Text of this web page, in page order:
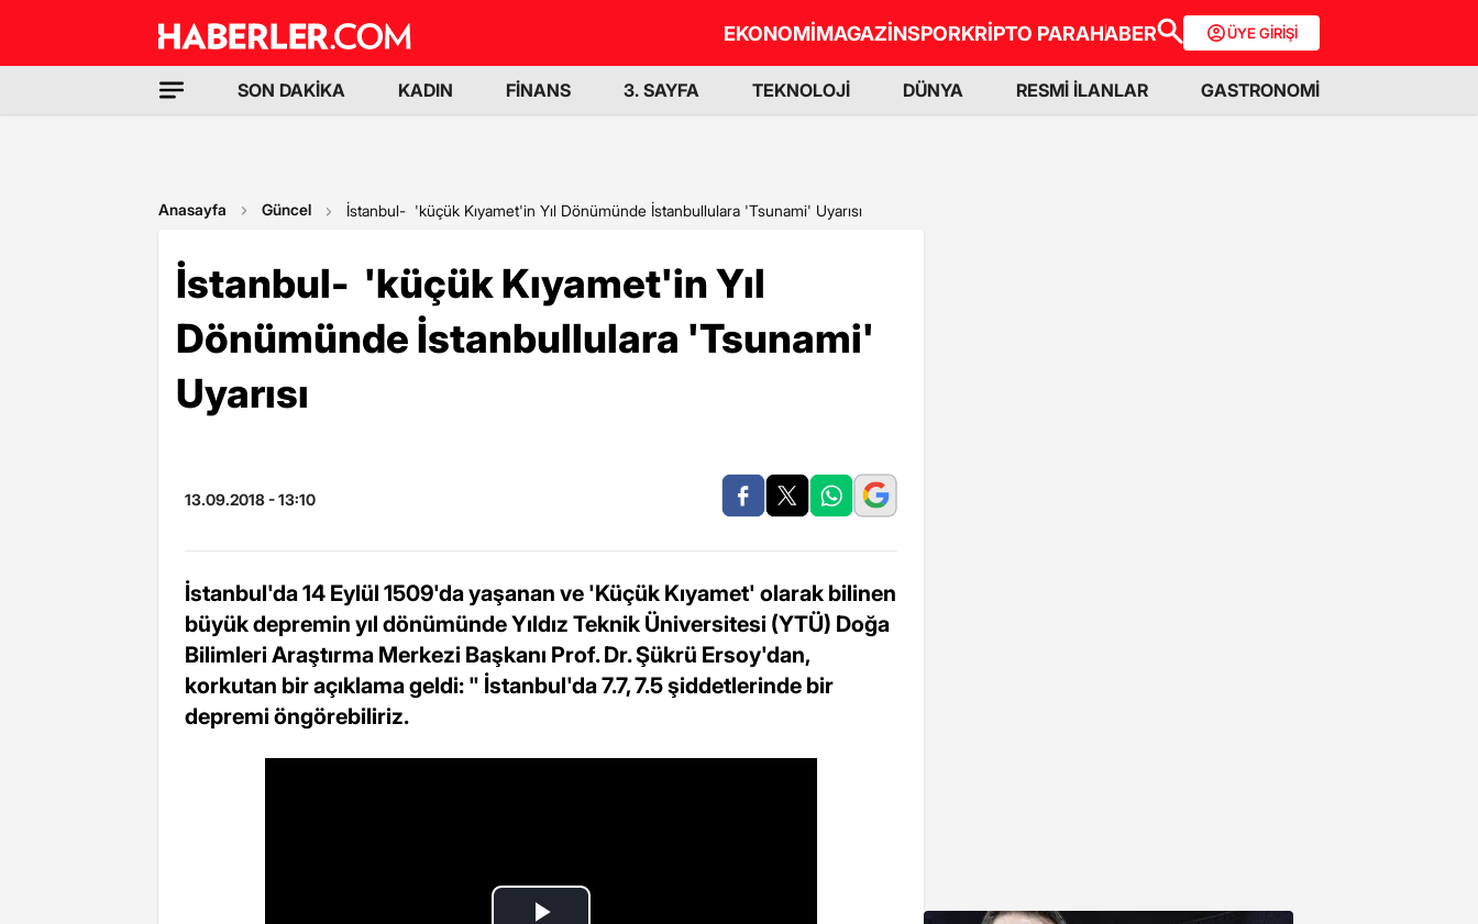
EKONOMİMAGAZİNSPORKRİPTO PARAHABER ÜYE GİRİŞİ
SON DAKİKA KADIN FİNANS 3. SAYFA TEKNOLOJİ DÜNYA RESMİ İLANLAR GASTRONOMİ
Anasayfa Güncel İstanbul- 'küçük Kıyamet'in Yıl Dönümünde İstanbullulara 'Tsunami' Uyarısı
İstanbul- 'küçük Kıyamet'in Yıl
Dönümünde İstanbullulara 'Tsunami'
Uyarısı
13.09.2018 - 13:10
İstanbul'da 14 Eylül 1509'da yaşanan ve 'Küçük Kıyamet' olarak bilinen
büyük depremin yıl dönümünde Yıldız Teknik Üniversitesi (YTÜ) Doğa
Bilimleri Araştırma Merkezi Başkanı Prof. Dr. Şükrü Ersoy'dan,
korkutan bir açıklama geldi: " İstanbul'da 7.7, 7.5 şiddetlerinde bir
depremi öngörebiliriz.